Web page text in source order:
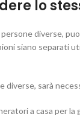
lo
diverse,
siano separati
sarà
a casa per